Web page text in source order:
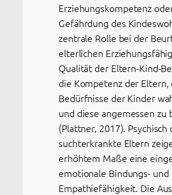
Erziehungskompetenz
Gefährdung des
zentrale Rolle bei der
elterlichen
Qualität der Eltern-Kind-
die Kompetenz der
Bedürfnisse der Kinder
und diese angemessen zu
(Plattner, 2017). Psychisch
suchterkrankte Eltern
erhöhtem Maße eine
emotionale Bindungs- und
Empathiefähigkeit. Die